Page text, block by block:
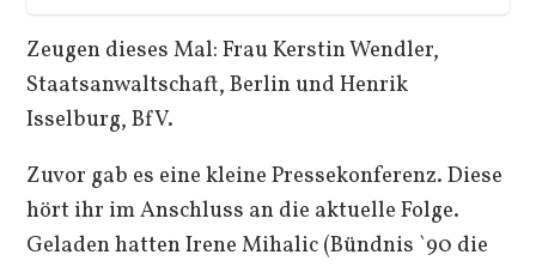
Zeugen dieses Mal: Frau Kerstin Wendler,
Staatsanwaltschaft, Berlin und Henrik
Isselburg, BfV.
Zuvor gab es eine kleine Pressekonferenz. Diese
hört ihr im Anschluss an die aktuelle Folge.
Geladen hatten Irene Mihalic (Bündnis `90 die